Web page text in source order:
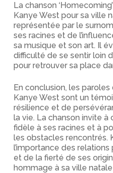
La chanson
Kanye West pour sa ville
représentée par le surnom
ses racines et de
sa musique et son art. Il
difficulté de se sentir loin
pour retrouver sa place
En conclusion, les paroles
Kanye West sont un
résilience et de
la vie. La chanson invite à
fidèle à ses racines et à
les obstacles rencontrés.
l’importance des relations
et de la fierté de ses
hommage à sa ville